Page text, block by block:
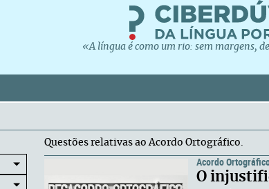
«A língua é como um rio: sem margens,
Questões relativas ao Acordo Ortográfico.
Acordo
O